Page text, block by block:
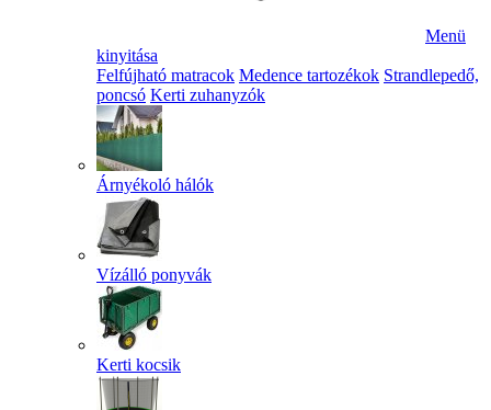
Menü
kinyitása
Felfújható matracok Medence tartozékok Strandlepedő,
poncsó Kerti zuhanyzók
Árnyékoló hálók
Vízálló ponyvák
Kerti kocsik